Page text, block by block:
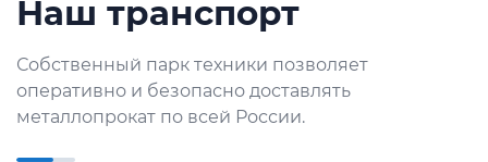
Наш транспорт
Собственный парк техники позволяет
оперативно и безопасно доставлять
металлопрокат по всей России.